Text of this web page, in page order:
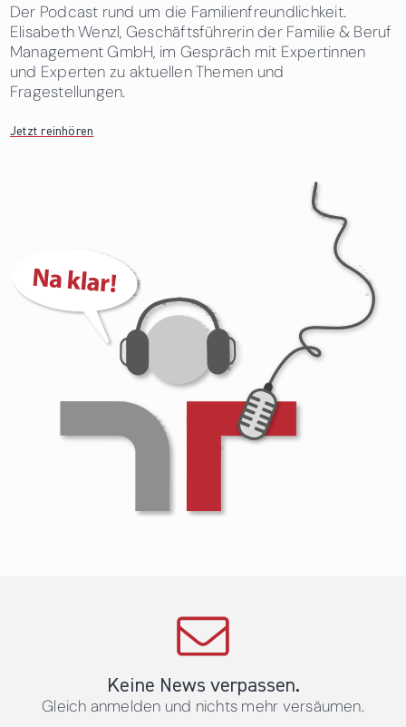
Der Podcast rund um die Familienfreundlichkeit.
Elisabeth Wenzl, Geschäftsführerin der Familie & Beruf
Management GmbH, im Gespräch mit Expertinnen
und Experten zu aktuellen Themen und
Fragestellungen.
Jetzt reinhören
Keine News verpassen.
Gleich anmelden und nichts mehr versäumen.